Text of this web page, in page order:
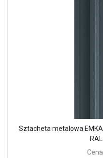
Sztacheta metalowa